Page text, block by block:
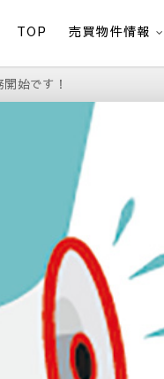
ト
TOP 売買物件情報
開始です！